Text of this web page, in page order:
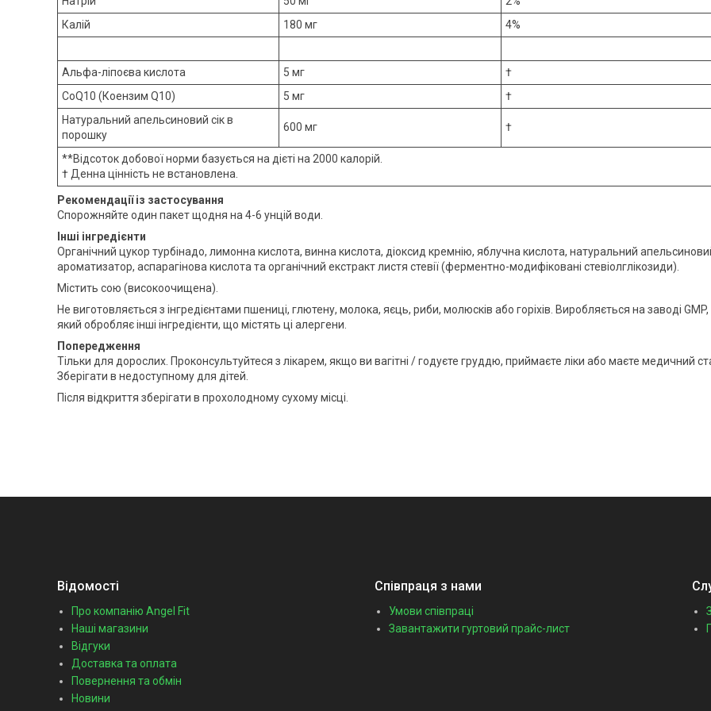
Калій
180 мг 4%
Альфа-ліпоєва кислота 5 мг
†
CoQ10 (Коензим Q10)
5 мг
†
Натуральний апельсиновий сік в
порошку
600 мг †
**Відсоток добової норми базується на дієті на 2000 калорій.
† Денна цінність не встановлена.
Рекомендації із застосування
Спорожняйте один пакет щодня на 4-6 унцій води.
Інші інгредієнти
Органічний цукор турбінадо, лимонна кислота, винна кислота, діоксид кремнію, яблучна кислота, натуральний
ароматизатор, аспарагінова кислота та органічний екстракт листя стевії (ферментно-модифіковані стевіолглікозиди).
Містить сою (високоочищена).
Не виготовляється з інгредієнтами пшениці, глютену, молока, яєць, риби, молюсків або горіхів. Виробляється на заводі GMP,
який обробляє інші інгредієнти, що містять ці алергени.
Попередження
Тільки для дорослих. Проконсультуйтеся з лікарем, якщо ви вагітні / годуєте груддю, приймаєте ліки або маєте медичний
Зберігати в недоступному для дітей.
Після відкриття зберігати в прохолодному сухому місці.
Відомості
Про компанію Angel Fit
Наші магазини
Відгуки
Доставка та оплата
Повернення та обмін
Новини
Співпраця з нами
Умови співпраці
Завантажити гуртовий прайс-лист